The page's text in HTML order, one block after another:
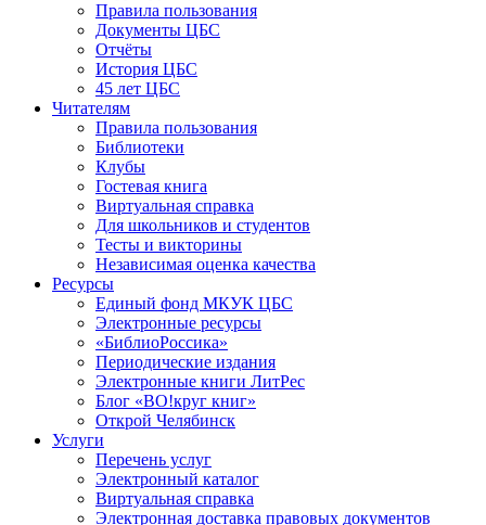
Правила пользования
Документы ЦБС
Отчёты
История ЦБС
45 лет ЦБС
Читателям
Правила пользования
Библиотеки
Клубы
Гостевая книга
Виртуальная справка
Для школьников и студентов
Тесты и викторины
Независимая оценка качества
Ресурсы
Единый фонд МКУК ЦБС
Электронные ресурсы
«БиблиоРоссика»
Периодические издания
Электронные книги ЛитРес
Блог «ВО!круг книг»
Открой Челябинск
Услуги
Перечень услуг
Электронный каталог
Виртуальная справка
Электронная доставка правовых документов